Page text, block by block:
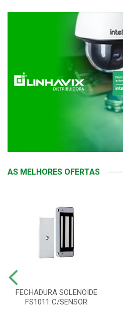
AS MELHORES OFERTAS
FECHADURA SOLENOIDE
FS1011 C/SENSOR